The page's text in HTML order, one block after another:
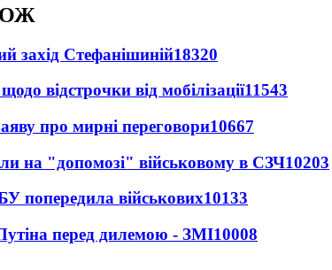
захід Стефанішиній18320
відстрочки від мобілізації11543
про мирні переговори10667
на "допомозі" військовому в СЗЧ10203
попередила військових10133
перед дилемою - ЗМІ10008